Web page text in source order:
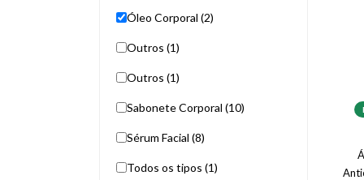
Óleo Corporal (2)
Outros (1)
Outros (1)
Sabonete Corporal (10)
Sérum Facial (8)
Todos os tipos (1)